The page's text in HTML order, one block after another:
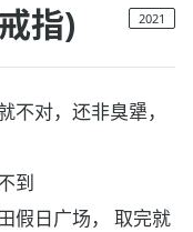
指) 2021
对，还非臭犟，
到
假日广场， 取完就